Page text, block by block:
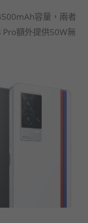
容量，兩者
額外提供50W無